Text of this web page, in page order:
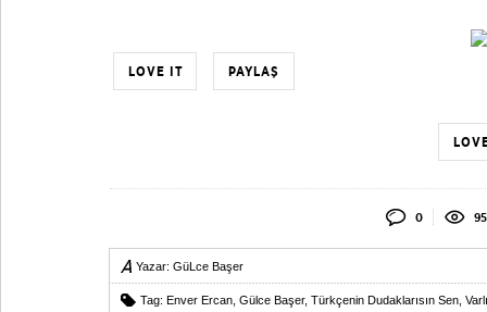
LOVE IT PAYLAŞ
0
Yazar: GüLce Başer
Tag: Enver Ercan Gülce Başer, Türkçenin Dudaklarısın Sen